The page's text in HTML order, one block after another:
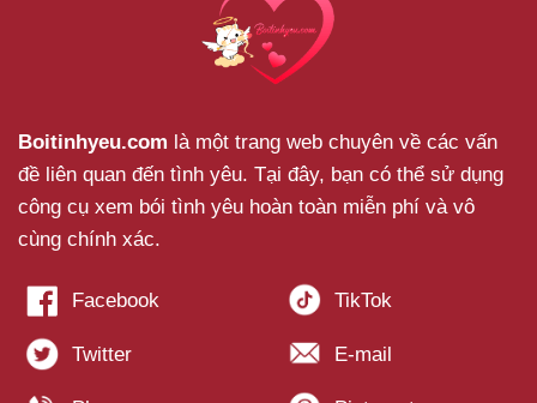
Boitinhyeu.com là một trang web chuyên về các vấn
đề liên quan đến tình yêu. Tại đây, bạn có thể sử dụng
công cụ xem bói tình yêu hoàn toàn miễn phí và vô
cùng chính xác.